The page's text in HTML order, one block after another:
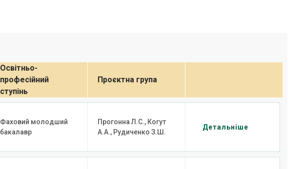
Освітньо-
професійний
ступінь
Проєктна група
Фаховий молодший
бакалавр
Прогонна Л.С., Когут
А.А., Рудиченко З.Ш.
Детальніше